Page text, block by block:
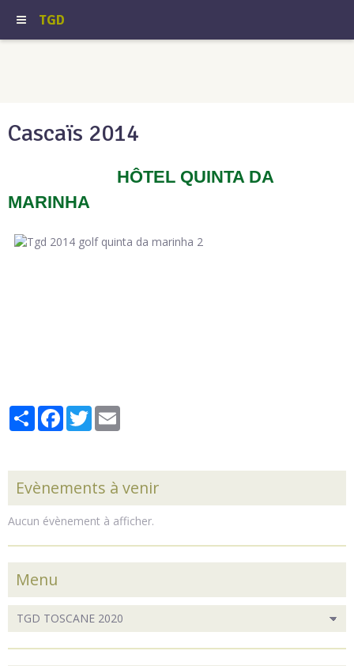
TGD
Cascaïs 2014
HÔTEL QUINTA DA
MARINHA
PartagerFacebook
Twitter
Evènements à venir
Aucun évènement à afficher.
Menu